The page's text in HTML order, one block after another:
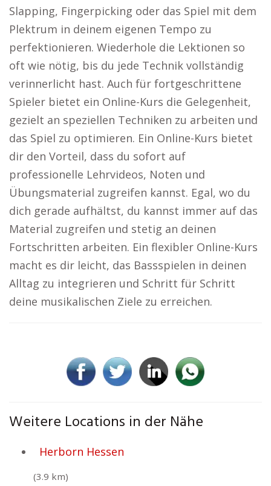
Slapping, Fingerpicking oder das Spiel mit dem
Plektrum in deinem eigenen Tempo zu
perfektionieren. Wiederhole die Lektionen so
oft wie nötig, bis du jede Technik vollständig
verinnerlicht hast. Auch für fortgeschrittene
Spieler bietet ein Online-Kurs die Gelegenheit,
gezielt an speziellen Techniken zu arbeiten und
das Spiel zu optimieren. Ein Online-Kurs bietet
dir den Vorteil, dass du sofort auf
professionelle Lehrvideos, Noten und
Übungsmaterial zugreifen kannst. Egal, wo du
dich gerade aufhältst, du kannst immer auf das
Material zugreifen und stetig an deinen
Fortschritten arbeiten. Ein flexibler Online-Kurs
macht es dir leicht, das Bassspielen in deinen
Alltag zu integrieren und Schritt für Schritt
deine musikalischen Ziele zu erreichen.
Weitere Locations in der Nähe
Herborn Hessen
(3.9 km)